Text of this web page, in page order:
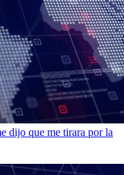
dijo que me tirara por la